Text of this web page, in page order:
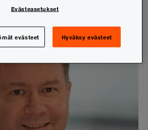
Evästeasetukset
evästeet Hyväksy evästeet